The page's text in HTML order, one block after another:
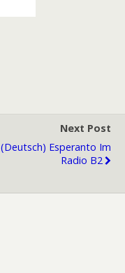
Next Post
(Deutsch) Esperanto Im
Radio B2